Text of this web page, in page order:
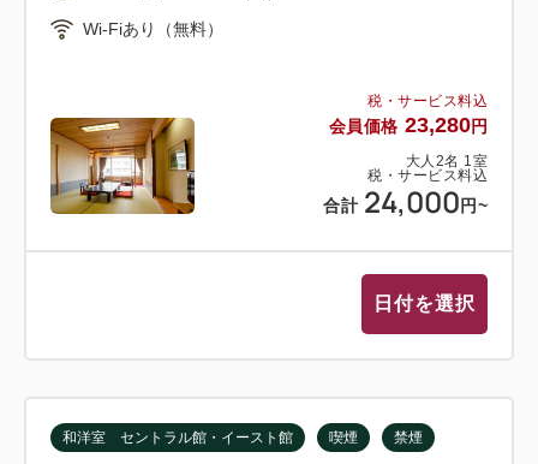
税・サービス料込
会員価格 23,280円
大人 2名 1室
税・サービス料込
合計 24,000 円~
Wi-Fiあり（無料）
日付を選択
和洋室 セントラル館・イースト館 喫煙 禁煙